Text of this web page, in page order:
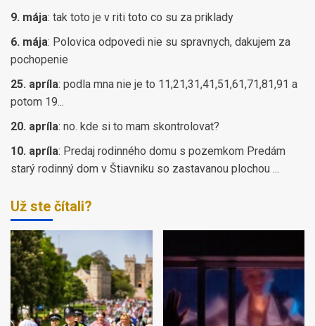
9. mája: tak toto je v riti toto co su za priklady
6. mája: Polovica odpovedi nie su spravnych, dakujem za
pochopenie
25. apríla: podla mna nie je to 11,21,31,41,51,61,71,81,91 a
potom 19...
20. apríla: no. kde si to mam skontrolovat?
10. apríla: Predaj rodinného domu s pozemkom Predám
starý rodinný dom v Štiavniku so zastavanou plochou ...
Už ste čítali?